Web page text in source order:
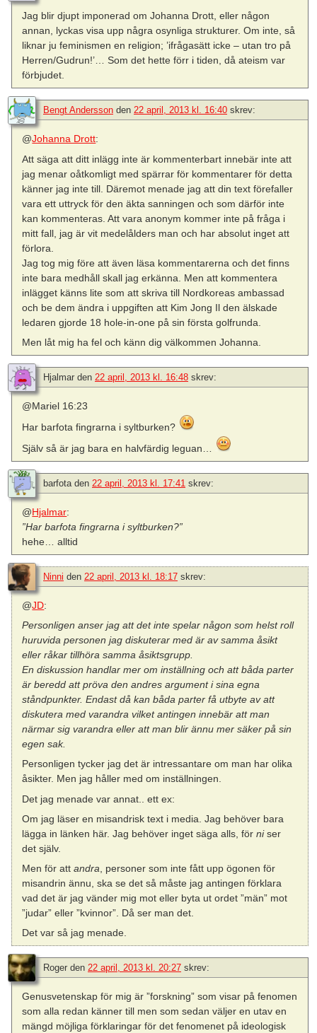
Jag blir djupt imponerad om Johanna Drott, eller någon
annan, lyckas visa upp några osynliga strukturer. Om inte, så
liknar ju feminismen en religion; ’ifrågasätt icke – utan tro på
Herren/Gudrun!’… Som det hette förr i tiden, då ateism var
förbjudet.
Bengt Andersson den 22 april, 2013 kl. 16:40 skrev:
@Johanna Drott:
Att säga att ditt inlägg inte är kommenterbart innebär inte att
jag menar oåtkomligt med spärrar för kommentarer för detta
känner jag inte till. Däremot menade jag att din text förefaller
vara ett uttryck för den äkta sanningen och som därför inte
kan kommenteras. Att vara anonym kommer inte på fråga i
mitt fall, jag är vit medelålders man och har absolut inget att
förlora.
Jag tog mig före att även läsa kommentarerna och det finns
inte bara medhåll skall jag erkänna. Men att kommentera
inlägget känns lite som att skriva till Nordkoreas ambassad
och be dem ändra i uppgiften att Kim Jong Il den älskade
ledaren gjorde 18 hole-in-one på sin första golfrunda.
Men låt mig ha fel och känn dig välkommen Johanna.
Hjalmar den 22 april, 2013 kl. 16:48 skrev:
@Mariel 16:23
Har barfota fingrarna i syltburken?
Själv så är jag bara en halvfärdig leguan…
barfota den 22 april, 2013 kl. 17:41 skrev:
@Hjalmar:
”Har barfota fingrarna i syltburken?”
hehe… alltid
Ninni den 22 april, 2013 kl. 18:17 skrev:
@JD:
Personligen anser jag att det inte spelar någon som helst roll
huruvida personen jag diskuterar med är av samma åsikt
eller råkar tillhöra samma åsiktsgrupp.
En diskussion handlar mer om inställning och att båda parter
är beredd att pröva den andres argument i sina egna
ståndpunkter. Endast då kan båda parter få utbyte av att
diskutera med varandra vilket antingen innebär att man
närmar sig varandra eller att man blir ännu mer säker på sin
egen sak.
Personligen tycker jag det är intressantare om man har olika
åsikter. Men jag håller med om inställningen.
Det jag menade var annat.. ett ex:
Om jag läser en misandrisk text i media. Jag behöver bara
lägga in länken här. Jag behöver inget säga alls, förniser
det själv.
Men för att andra , personer som inte fått upp ögonen för
misandrin ännu, ska se det så måste jag antingen förklara
vad det är jag vänder mig mot eller byta ut ordet ”män” mot
”judar” eller ”kvinnor”. Då ser man det.
Det var så jag menade.
Roger den 22 april, 2013 kl. 20:27 skrev:
Genusvetenskap för mig är ”forskning” som visar på fenomen
som alla redan känner till men som sedan väljer en utav en
mängd möjliga förklaringar för det fenomenet på ideologisk